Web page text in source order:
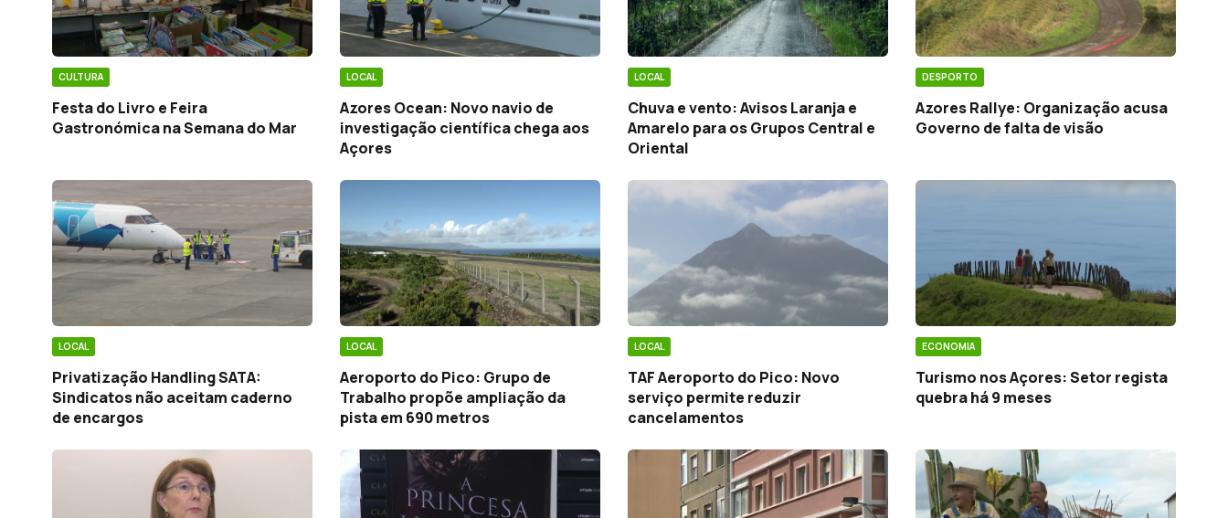
CULTURA
Festa do Livro e Feira
Gastronómica na Semana do Mar
LOCAL
Azores Ocean: Novo navio de
investigação científica chega aos
Açores
LOCAL
Chuva e vento: Avisos Laranja e
Amarelo para os Grupos Central e
Oriental
DESPORTO
Azores Rallye: Organização acusa
Governo de falta de visão
LOCAL
Privatização Handling SATA:
Sindicatos não aceitam caderno
de encargos
LOCAL
Aeroporto do Pico: Grupo de
Trabalho propõe ampliação da
pista em 690 metros
LOCAL
TAF Aeroporto do Pico: Novo
serviço permite reduzir
cancelamentos
ECONOMIA
Turismo nos Açores: Setor regista
quebra há 9 meses